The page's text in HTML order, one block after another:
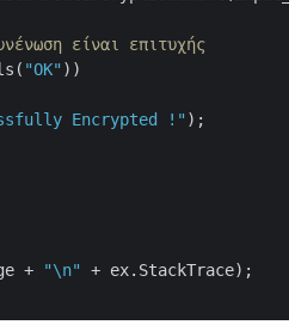
είναι επιτυχής
"OK" ))
Encrypted !" );
+ "\n"
+ ex.StackTrace);